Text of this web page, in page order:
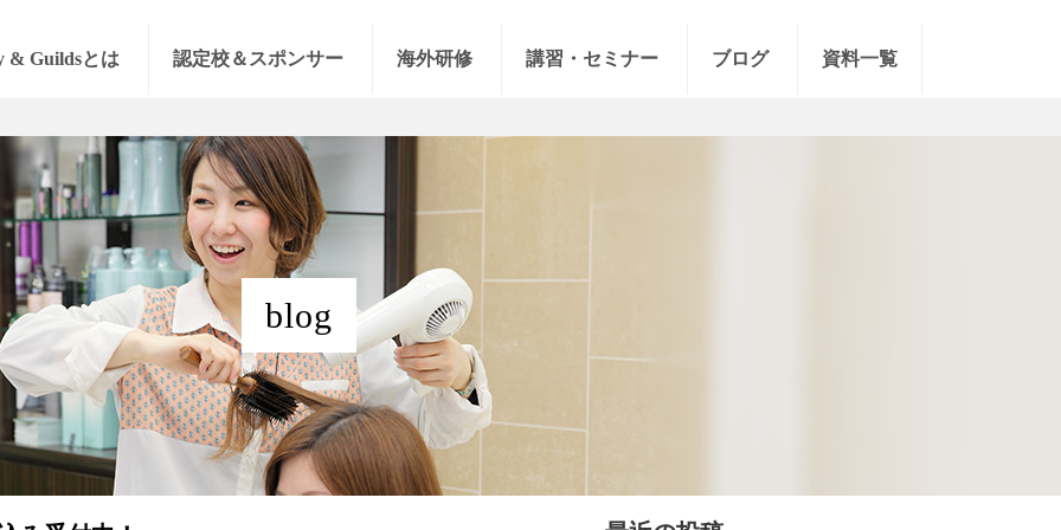
& Guildsとは 認定校＆スポンサー 海外研修 講習・セミナー ブログ 資料一覧
blog